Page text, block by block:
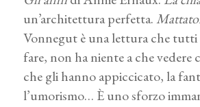
un’architettura perfetta.
Vonnegut è una lettura che tutti
fare, non ha niente a che vedere
che gli hanno appiccicato, la
l’umorismo… È uno sforzo